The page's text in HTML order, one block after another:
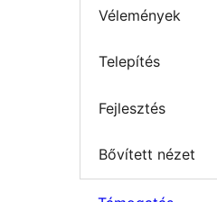
Vélemények
Telepítés
Fejlesztés
Bővített nézet